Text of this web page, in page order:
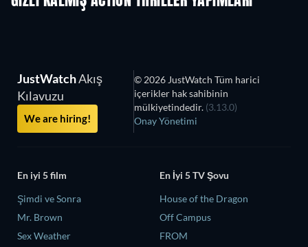
JustWatchAkış
Kılavuzu
We are hiring!
© 2026 JustWatch Tüm harici
içerikler hak sahibinin
mülkiyetindedir. (3.13.0)
Onay Yönetimi
En iyi 5 film
Şimdi ve Sonra
Mr. Brown
Sex Weather
En İyi 5 TV Şovu
House of the Dragon
Off Campus
FROM